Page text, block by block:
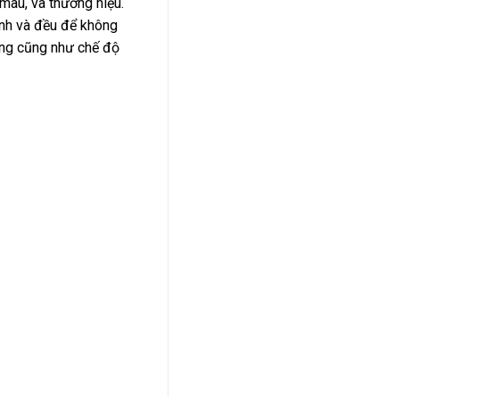
và đều để không
cũng như chế độ